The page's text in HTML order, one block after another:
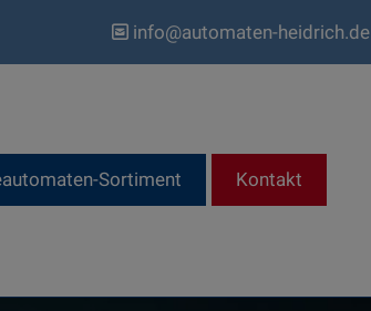
info@automaten-heidrich.de
Sortiment Kontakt